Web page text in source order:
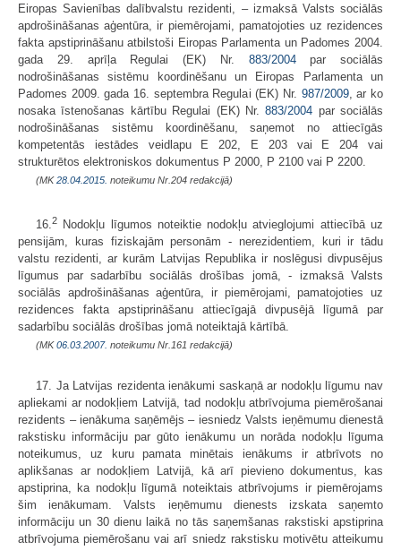
Eiropas Savienības dalībvalstu rezidenti, – izmaksā Valsts sociālās
apdrošināšanas aģentūra, ir piemērojami, pamatojoties uz rezidences
fakta apstiprināšanu atbilstoši Eiropas Parlamenta un Padomes 2004.
gada 29. aprīļa Regulai (EK) Nr. 883/2004par sociālās
nodrošināšanas sistēmu koordinēšanu un Eiropas Parlamenta un
Padomes 2009. gada 16. septembra Regulai (EK) Nr. 987/2009, ar ko
nosaka īstenošanas kārtību Regulai (EK) Nr.883/2004 par sociālās
nodrošināšanas sistēmu koordinēšanu, saņemot no attiecīgās
kompetentās iestādes veidlapu E 202, E 203 vai E 204 vai
strukturētos elektroniskos dokumentus P 2000, P 2100 vai P 2200.
(MK28.04.2015. noteikumu Nr.204 redakcijā)
16.2
Nodokļu līgumos noteiktie nodokļu atvieglojumi attiecībā uz
pensijām, kuras fiziskajām personām - nerezidentiem, kuri ir tādu
valstu rezidenti, ar kurām Latvijas Republika ir noslēgusi divpusējus
līgumus par sadarbību sociālās drošības jomā, - izmaksā Valsts
sociālās apdrošināšanas aģentūra, ir piemērojami, pamatojoties uz
rezidences fakta apstiprināšanu attiecīgajā divpusējā līgumā par
sadarbību sociālās drošības jomā noteiktajā kārtībā.
(MK06.03.2007. noteikumu Nr.161 redakcijā)
17. Ja Latvijas rezidenta ienākumi saskaņā ar nodokļu līgumu nav
apliekami ar nodokļiem Latvijā, tad nodokļu atbrīvojuma piemērošanai
rezidents – ienākuma saņēmējs – iesniedz Valsts ieņēmumu dienestā
rakstisku informāciju par gūto ienākumu un norāda nodokļu līguma
noteikumus, uz kuru pamata minētais ienākums ir atbrīvots no
aplikšanas ar nodokļiem Latvijā, kā arī pievieno dokumentus, kas
apstiprina, ka nodokļu līgumā noteiktais atbrīvojums ir piemērojams
šim ienākumam. Valsts ieņēmumu dienests izskata saņemto
informāciju un 30 dienu laikā no tās saņemšanas rakstiski apstiprina
atbrīvojuma piemērošanu vai arī sniedz rakstisku motivētu atteikumu